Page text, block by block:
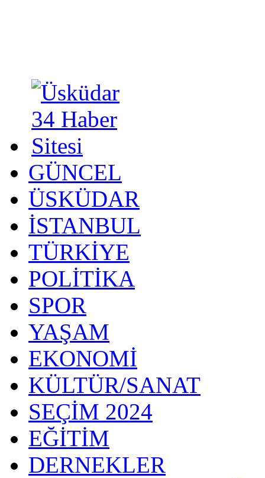
GÜNCEL
ÜSKÜDAR
İSTANBUL
TÜRKİYE
POLİTİKA
SPOR
YAŞAM
EKONOMİ
KÜLTÜR/SANAT
SEÇİM 2024
EĞİTİM
DERNEKLER